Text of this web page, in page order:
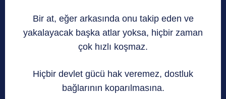
Bir at, eğer arkasında onu takip eden ve
yakalayacak başka atlar yoksa, hiçbir zaman
çok hızlı koşmaz.
Hiçbir devlet gücü hak veremez, dostluk
bağlarının koparılmasına.